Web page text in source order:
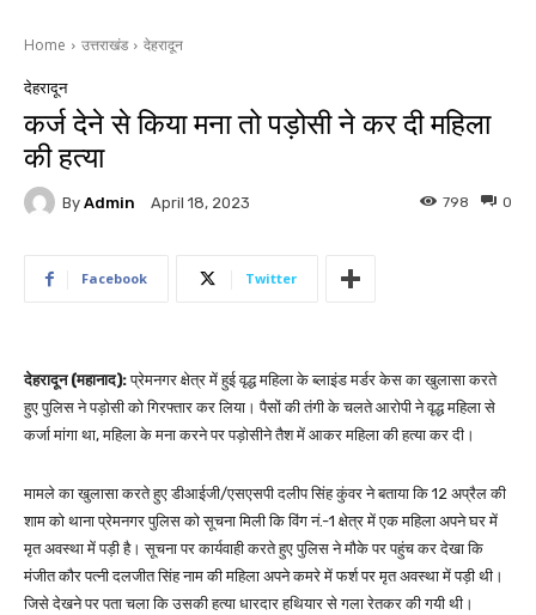
Home उत्तराखंड देहरादून
देहरादून
कर्ज देने से किया मना तो पड़ोसी ने कर दी महिला
की हत्या
By Admin April 18, 2023 0
798
Facebook Twitter
देहरादून (महानाद):प्रेमनगर क्षेत्र में हुई वृद्ध महिला के ब्लाइंड मर्डर केस का खुलासा करते
हुए पुलिस ने पड़ोसी को गिरफ्तार कर लिया। पैसों की तंगी के चलते आरोपी ने वृद्ध महिला से
कर्जा मांगा था, महिला के मना करने पर पड़ोसीने तैश में आकर महिला की हत्या कर दी।
मामले का खुलासा करते हुए डीआईजी/एसएसपी दलीप सिंह कुंवर ने बताया कि 12 अप्रैल की
शाम को थाना प्रेमनगर पुलिस को सूचना मिली कि विंग नं.-1 क्षेत्र में एक महिला अपने घर में
मृत अवस्था में पड़ी है। सूचना पर कार्यवाही करते हुए पुलिस ने मौके पर पहुंच कर देखा कि
मंजीत कौर पत्नी दलजीत सिंह नाम की महिला अपने कमरे में फर्श पर मृत अवस्था में पड़ी थी।
जिसे देखने पर पता चला कि उसकी हत्या धारदार हथियार से गला रेतकर की गयी थी।